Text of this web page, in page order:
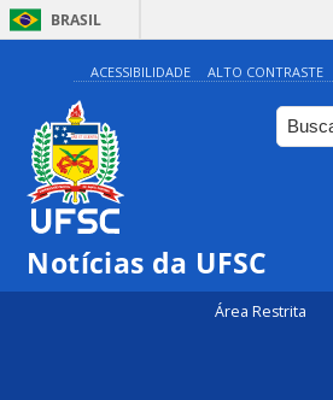
BRASIL
ACESSIBILIDADE ALTO CONTRASTE
Notícias da UFSC
Área Restrita